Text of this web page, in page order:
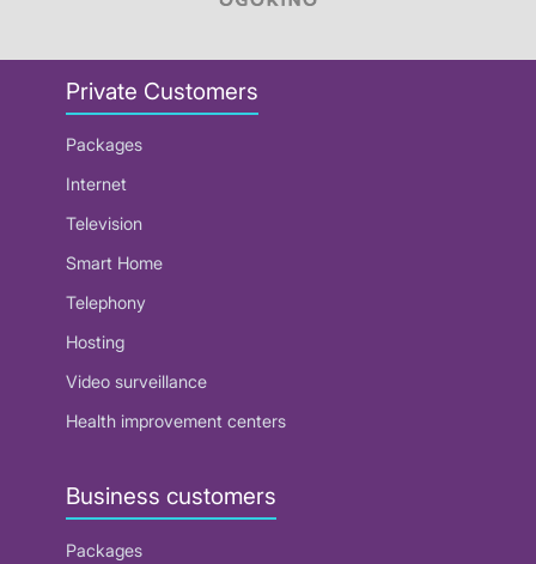
Private Customers
Packages
Internet
Television
Smart Home
Telephony
Hosting
Video surveillance
Health improvement centers
Business customers
Packages